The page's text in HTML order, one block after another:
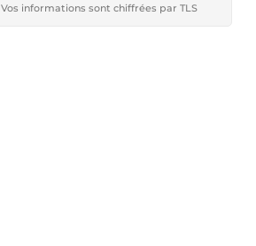
Vos informations sont chiffrées par TLS